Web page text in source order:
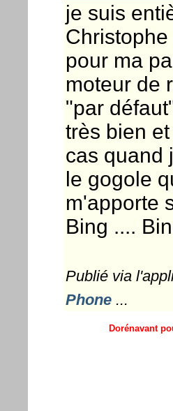
je suis
pour ma
moteur de
"par
très bien
cas quand
le gogole
m'apporte
Bing ....
Publié via
Phone...
Dorénavant